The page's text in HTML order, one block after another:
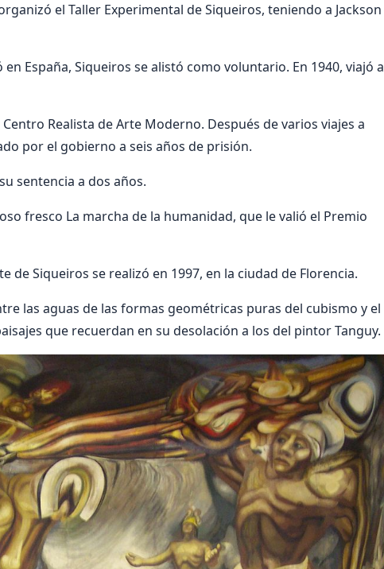
el Taller Experimental de Siqueiros, teniendo a Jackson
España, Siqueiros se alistó como voluntario. En 1940, viajó a
Realista de Arte Moderno. Después de varios viajes a
por el gobierno a seis años de prisión.
sentencia a dos años.
fresco La marcha de la humanidad, que le valió el Premio
de Siqueiros se realizó en 1997, en la ciudad de Florencia.
las aguas de las formas geométricas puras del cubismo y el
que recuerdan en su desolación a los del pintor Tanguy.